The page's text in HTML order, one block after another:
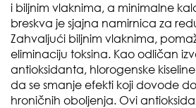
i biljnim vlaknima, a minimalne
breskva je sjajna namirnica za
Zahvaljući biljnim vlaknima,
eliminaciju toksina. Kao odličan
antioksidanta, hlorogenske
da se smanje efekti koji dovode
hroničnih oboljenja. Ovi